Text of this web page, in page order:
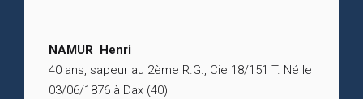
NAMUR Henri
40 ans, sapeur au 2ème R.G., Cie 18/151 T. Né le
03/06/1876 à Dax (40)